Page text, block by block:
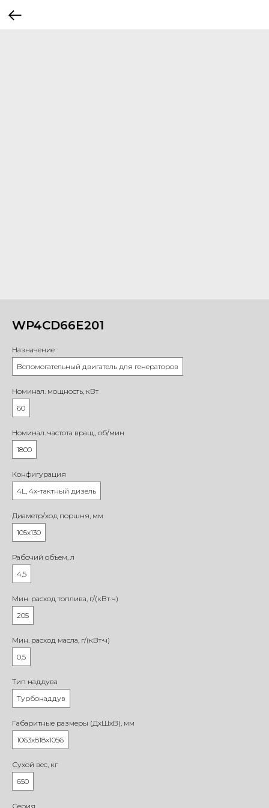
WP4CD66E201
Назначение
Вспомогательный двигатель для генераторов
Номинал. мощность, кВт
60
Номинал. частота вращ., об/мин
1800
Конфигурация
4L, 4х-тактный дизель
Диаметр/ход поршня, мм
105х130
Рабочий объем, л
4,5
Мин. расход топлива, г/(кВт·ч)
205
Мин. расход масла, г/(кВт·ч)
0,5
Тип наддува
Турбонаддув
Габаритные размеры (ДхШхВ), мм
1063х818х1056
Сухой вес, кг
650
Серия